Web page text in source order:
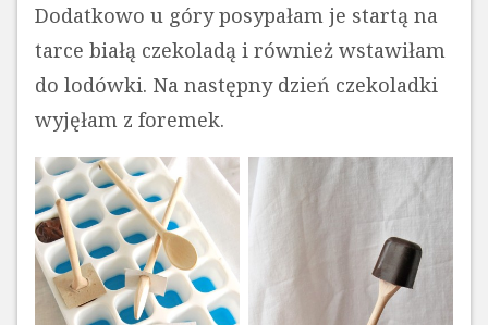
Dodatkowo u góry posypałam je startą na
tarce białą czekoladą i również wstawiłam
do lodówki. Na następny dzień czekoladki
wyjęłam z foremek.